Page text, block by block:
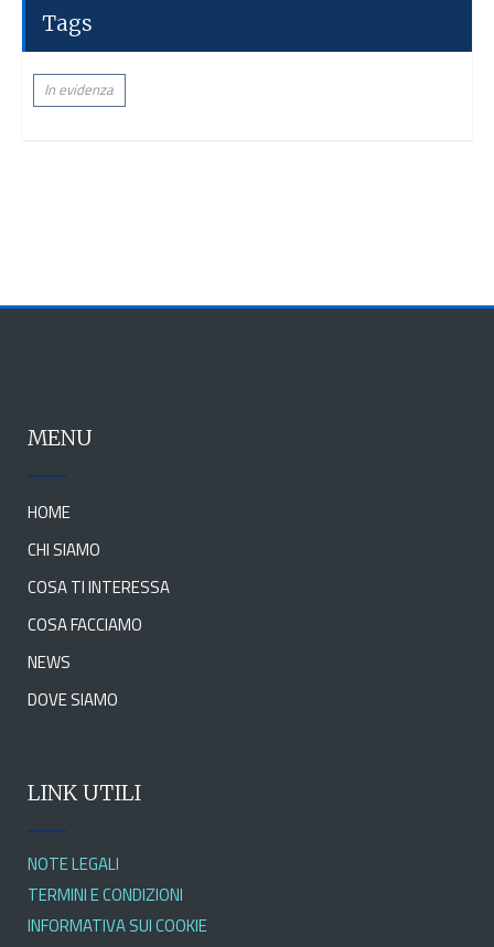
Tags
In evidenza
MENU
HOME
CHI SIAMO
COSA TI INTERESSA
COSA FACCIAMO
NEWS
DOVE SIAMO
LINK UTILI
NOTE LEGALI
TERMINI E CONDIZIONI
INFORMATIVA SUI COOKIE